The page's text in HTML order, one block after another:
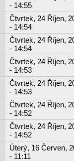
- 14:55
Čtvrtek, 24 Říjen,
- 14:54
Čtvrtek, 24 Říjen,
- 14:54
Čtvrtek, 24 Říjen,
- 14:53
Čtvrtek, 24 Říjen,
- 14:53
Čtvrtek, 24 Říjen,
- 14:52
Čtvrtek, 24 Říjen,
- 14:52
Úterý, 16 Červen,
- 11:11